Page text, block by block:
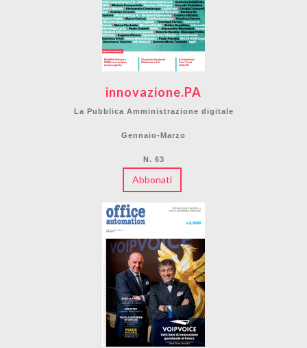
innovazione.PA
La Pubblica Amministrazione digitale
Gennaio-Marzo
N. 63
Abbonati